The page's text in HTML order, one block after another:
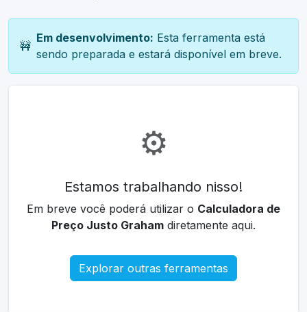
🚧
Em desenvolvimento: Esta ferramenta está
sendo preparada e estará disponível em breve.
⚙️
Estamos trabalhando nisso!
Em breve você poderá utilizar o Calculadora de
Preço Justo Graham diretamente aqui.
Explorar outras ferramentas